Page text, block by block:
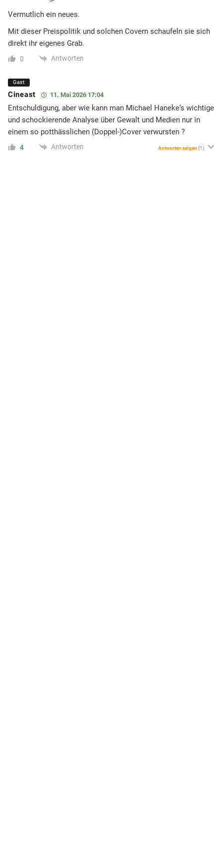
Vermutlich ein neues.
Mit dieser Preispolitik und solchen Covern schaufeln sie sich
direkt ihr eigenes Grab.
0 Antworten
Gast
Cineast 11. Mai 2026 17:04
Entschuldigung, aber wie kann man Michael Haneke‘s wichtige
und schockierende Analyse über Gewalt und Medien nur in
einem so potthässlichen (Doppel-)Cover verwursten ?
4 Antworten Antworten zeigen (1)